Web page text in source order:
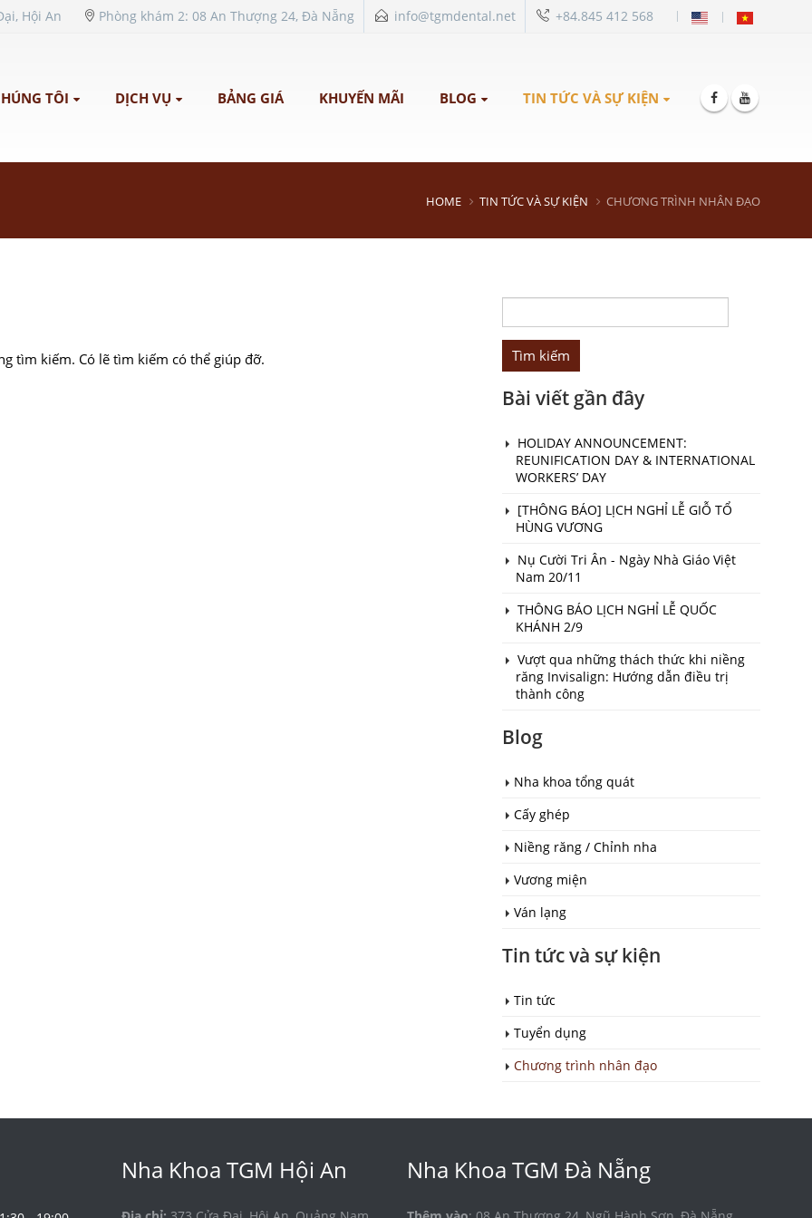
Hội An Phòng khám 2: 08 An Thượng 24, Đà Nẵng info@tgmdental.net +84.845 412 568 |
TÔI DỊCH VỤ BẢNG GIÁ KHUYẾN MÃI BLOG TIN TỨC VÀ SỰ KIỆN
HOME TIN TỨC VÀ SỰ KIỆN CHƯƠNG TRÌNH NHÂN ĐẠO
tìm kiếm. Có lẽ tìm kiếm có thể giúp đỡ.
kiếm
cho:
Bài viết gần đây
HOLIDAY ANNOUNCEMENT:
REUNIFICATION DAY & INTERNATIONAL
WORKERS’ DAY
[THÔNG BÁO] LỊCH NGHỈ LỄ GIỖ TỔ
HÙNG VƯƠNG
Nụ Cười Tri Ân - Ngày Nhà Giáo Việt
Nam 20/11
THÔNG BÁO LỊCH NGHỈ LỄ QUỐC
KHÁNH 2/9
Vượt qua những thách thức khi niềng
răng Invisalign: Hướng dẫn điều trị
thành công
Blog
Nha khoa tổng quát
Cấy ghép
Niềng răng / Chỉnh nha
Vương miện
Ván lạng
Tin tức và sự kiện
Tin tức
Tuyển dụng
Chương trình nhân đạo
Nha Khoa TGM Hội An Nha Khoa TGM Đà Nẵng